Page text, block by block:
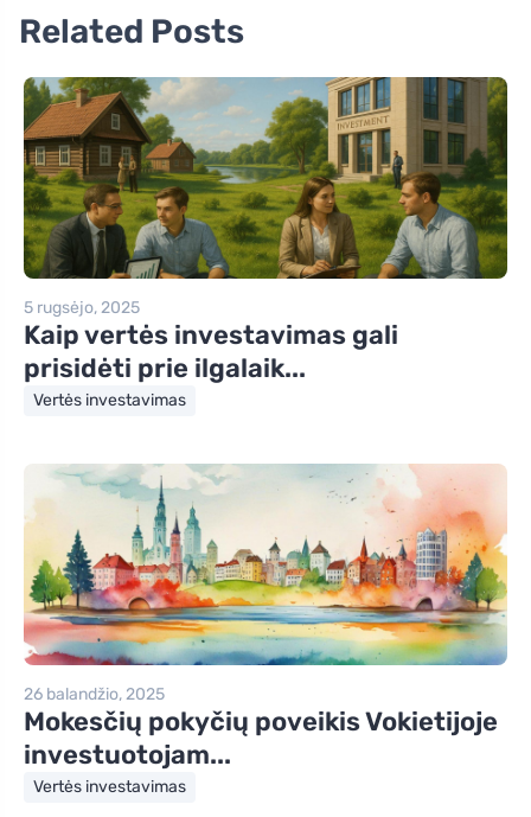
Related Posts
5 rugsėjo, 2025
Kaip vertės investavimas gali
prisidėti prie ilgalaik...
Vertės investavimas
26 balandžio, 2025
Mokesčių pokyčių poveikis Vokietijoje
investuotojam...
Vertės investavimas